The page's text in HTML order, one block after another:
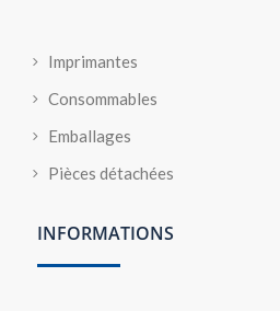
Imprimantes
Consommables
Emballages
Pièces détachées
INFORMATIONS